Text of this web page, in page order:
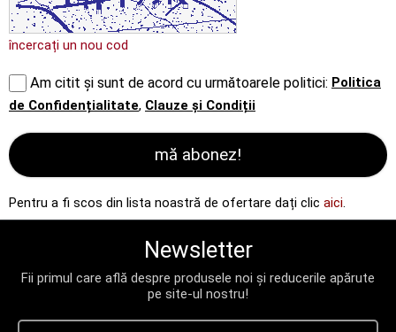
încercați un nou cod
Am citit și sunt de acord cu următoarele politici: Politica
de Confidențialitate, Clauze și Condiții
mă abonez!
Pentru a fi scos din lista noastră de ofertare dați clic aici.
Newsletter
Fii primul care află despre produsele noi și reducerile apărute
pe site-ul nostru!